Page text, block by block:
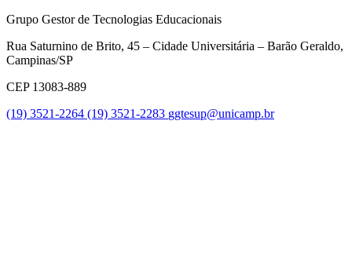
Grupo Gestor de Tecnologias Educacionais
Rua Saturnino de Brito, 45 – Cidade Universitária – Barão Geraldo,
Campinas/SP
CEP 13083-889
(19) 3521-2264 (19) 3521-2283 ggtesup@unicamp.br